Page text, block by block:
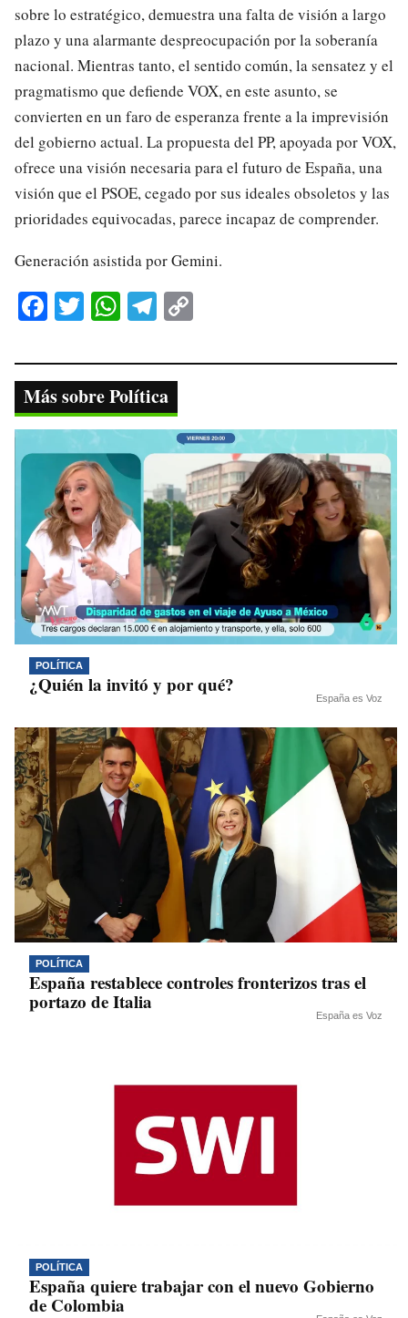
sobre lo estratégico, demuestra una falta de visión a largo
plazo y una alarmante despreocupación por la soberanía
nacional. Mientras tanto, el sentido común, la sensatez y el
pragmatismo que defiende VOX, en este asunto, se
convierten en un faro de esperanza frente a la imprevisión
del gobierno actual. La propuesta del PP, apoyada por VOX,
ofrece una visión necesaria para el futuro de España, una
visión que el PSOE, cegado por sus ideales obsoletos y las
prioridades equivocadas, parece incapaz de comprender.
Generación asistida por Gemini.
Fa
bo
ok
T
tte
r
W
ts
A
pp
Te
gr
a
m
y
nk
Más sobre Política
POLÍTICA
¿Quién la invitó y por qué?
España es Voz
POLÍTICA
España restablece controles fronterizos tras el
portazo de Italia
España es Voz
POLÍTICA
España quiere trabajar con el nuevo Gobierno
de Colombia